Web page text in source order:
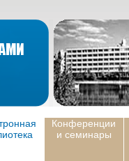
Конференции
и семинары